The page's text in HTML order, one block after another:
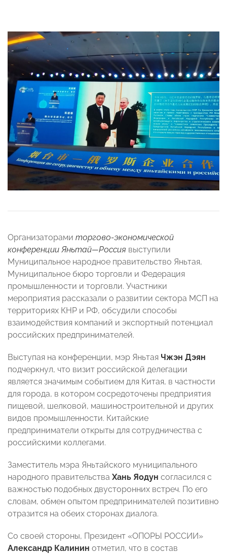
Организаторами торгово-экономической
конференции Яньтай—Россия выступили
Муниципальное народное правительство Яньтая,
Муниципальное бюро торговли и Федерация
промышленности и торговли. Участники
мероприятия рассказали о развитии сектора МСП на
территориях КНР и РФ, обсудили способы
взаимодействия компаний и экспортный потенциал
российских предпринимателей.
Выступая на конференции, мэр Яньтая Чжэн Дэян
подчеркнул, что визит российской делегации
является значимым событием для Китая, в частности
для города, в котором сосредоточены предприятия
пищевой, шелковой, машиностроительной и других
видов промышленности. Китайские
предприниматели открыты для сотрудничества с
российскими коллегами.
Заместитель мэра Яньтайского муниципального
народного правительства Хань Яодун согласился с
важностью подобных двусторонних встреч. По его
словам, обмен опытом предпринимателей позитивно
отразится на обеих сторонах диалога.
Со своей стороны, Президент «ОПОРЫ РОССИИ»
Александр Калинин отметил, что в состав